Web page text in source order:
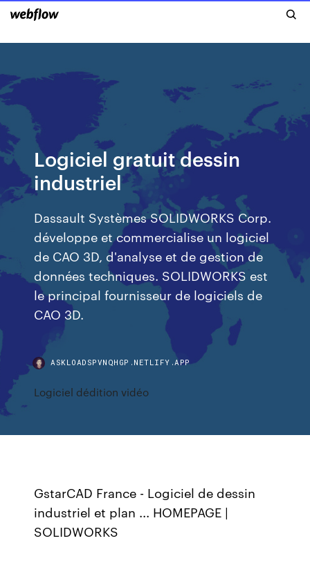
Logiciel gratuit dessin
industriel
Dassault Systèmes SOLIDWORKS Corp.
développe et commercialise un logiciel
de CAO 3D, d'analyse et de gestion de
données techniques. SOLIDWORKS est
le principal fournisseur de logiciels de
CAO 3D.
ASKLOADSPVNQHGP.NETLIFY.APP
Logiciel dédition vidéo
GstarCAD France - Logiciel de dessin
industriel et plan ... HOMEPAGE |
SOLIDWORKS